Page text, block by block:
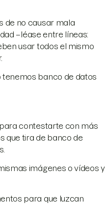
de no causar mala
–léase entre líneas:
usar todos el mismo
tenemos banco de datos
contestarte con más
que tira de banco de
imágenes o vídeos y
para que luzcan